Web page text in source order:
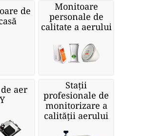
de
Monitoare
personale de
calitate a aerului
aer
Stații
profesionale de
monitorizare a
calității aerului